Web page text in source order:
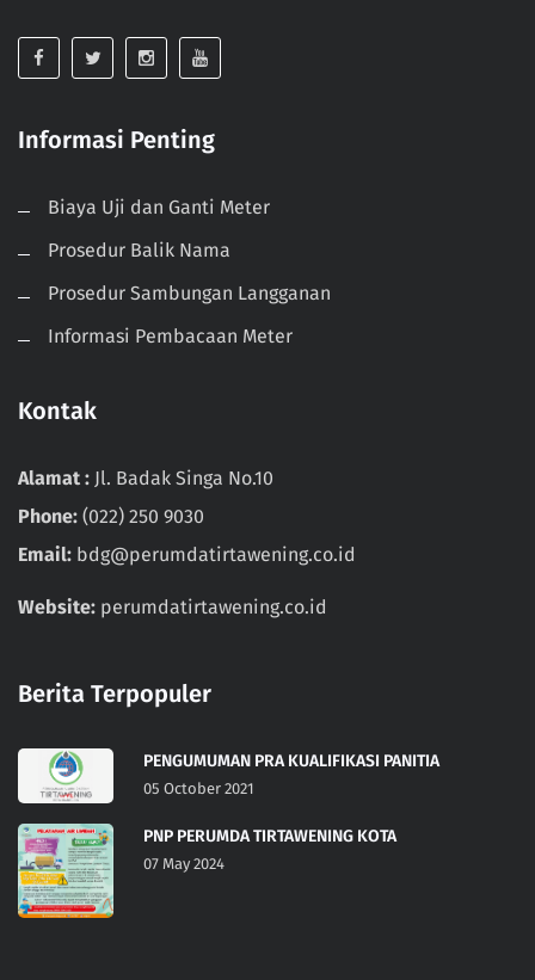
Informasi Penting
Biaya Uji dan Ganti Meter
Prosedur Balik Nama
Prosedur Sambungan Langganan
Informasi Pembacaan Meter
Kontak
Alamat : Jl. Badak Singa No.10
Phone: (022) 250 9030
Email: bdg@perumdatirtawening.co.id
Website: perumdatirtawening.co.id
Berita Terpopuler
PENGUMUMAN PRA KUALIFIKASI PANITIA
05 October 2021
PNP PERUMDA TIRTAWENING KOTA
07 May 2024